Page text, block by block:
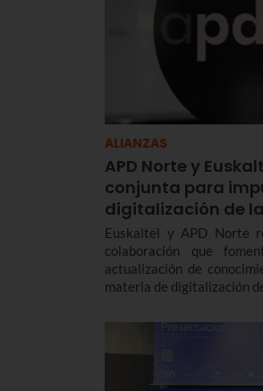
ALIANZAS
APD Norte y
conjunta para
digitalización de
Euskaltel y APD Norte
colaboración que
actualización de
materia de digitalización